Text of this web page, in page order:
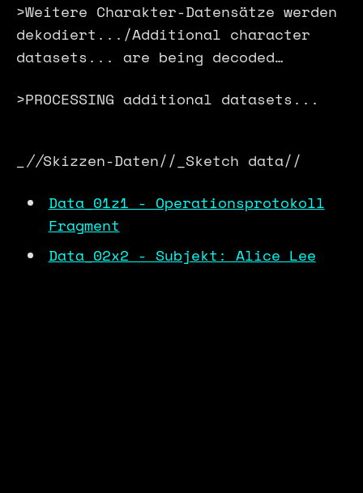
>Weitere Charakter-Datensätze werden
dekodiert.../Additional character
datasets... are being decoded…
>PROCESSING additional datasets...
_//Skizzen-Daten//_Sketch data//
Data_01z1 - Operationsprotokoll
Fragment
Data_02x2 - Subjekt: Alice Lee